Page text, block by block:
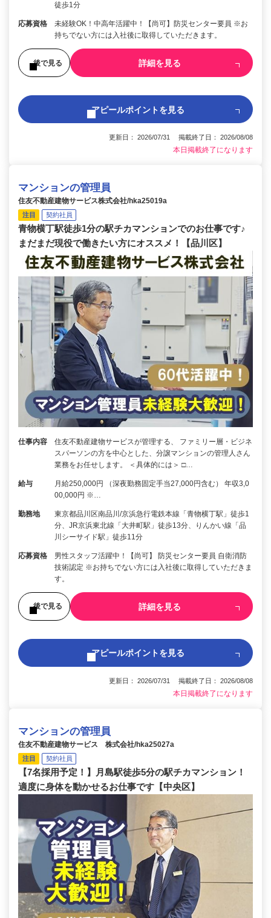
徒歩1分
応募資格
未経験OK！中高年活躍中！【尚可】防災センター要員 ※お
持ちでない方には入社後に取得していただきます。
後で見る 詳細を見る
アピールポイントを見る
更新日： 2026/07/31 掲載終了日： 2026/08/08
本日掲載終了になります
マンションの管理員
住友不動産建物サービス株式会社/hka25019a
注目 契約社員
青物横丁駅徒歩1分の駅チカマンションでのお仕事です♪
まだまだ現役で働きたい方にオススメ！【品川区】
仕事内容
住友不動産建物サービスが管理する、 ファミリー層・ビジネ
スパーソンの方を中心とした、分譲マンションの管理人さん
業務をお任せします。 ＜具体的には＞ □…
給与
月給250,000円 （深夜勤務固定手当27,000円含む） 年収3,0
00,000円 ※…
勤務地
東京都品川区南品川/京浜急行電鉄本線「青物横丁駅」徒歩1
分、JR京浜東北線「大井町駅」徒歩13分、りんかい線「品
川シーサイド駅」徒歩11分
応募資格
男性スタッフ活躍中！【尚可】 防災センター要員 自衛消防
技術認定 ※お持ちでない方には入社後に取得していただきま
す。
後で見る 詳細を見る
アピールポイントを見る
更新日： 2026/07/31 掲載終了日： 2026/08/08
本日掲載終了になります
マンションの管理員
住友不動産建物サービス 株式会社/hka25027a
注目 契約社員
【7名採用予定！】月島駅徒歩5分の駅チカマンション！
適度に身体を動かせるお仕事です【中央区】